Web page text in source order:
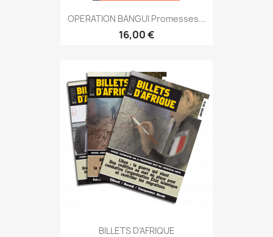
OPERATION BANGUI Promesses...
16,00 €
BILLETS D'AFRIQUE